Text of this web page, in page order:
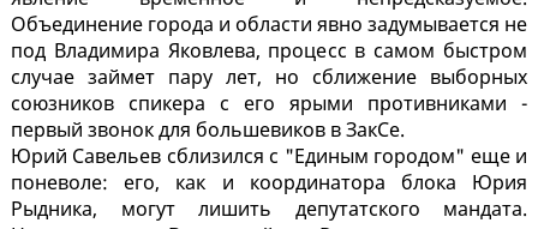
Объединение города и области явно задумывается не
под Владимира Яковлева, процесс в самом быстром
случае займет пару лет, но сближение выборных
союзников спикера с его ярыми противниками -
первый звонок для большевиков в ЗакСе.
Юрий Савельев сблизился с "Единым городом" еще и
поневоле: его, как и координатора блока Юрия
Рыдника, могут лишить депутатского мандата.